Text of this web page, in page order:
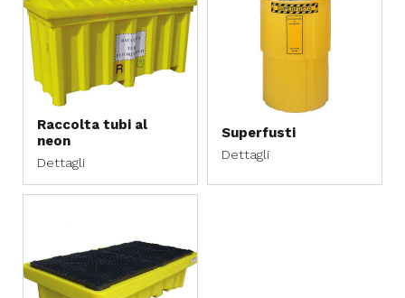
Raccolta tubi al
neon
Dettagli
Superfusti
Dettagli